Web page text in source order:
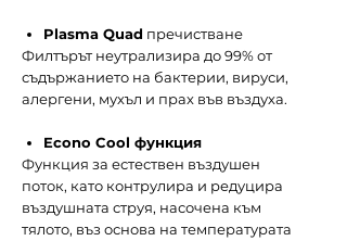
Plasma Quad пречистване
Филтърът неутрализира до 99% от
съдържанието на бактерии, вируси,
алергени, мухъл и прах във въздуха.
Econo Cool функция
Функция за естествен въздушен
поток, като контрулира и редуцира
въздушната струя, насочена към
тялото, въз основа на температурата